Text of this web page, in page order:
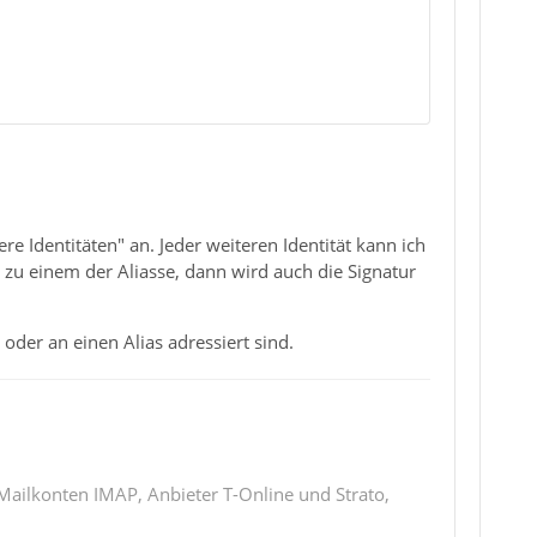
Identitäten" an. Jeder weiteren Identität kann ich
einem der Aliasse, dann wird auch die Signatur
an einen Alias adressiert sind.
IMAP, Anbieter T-Online und Strato,